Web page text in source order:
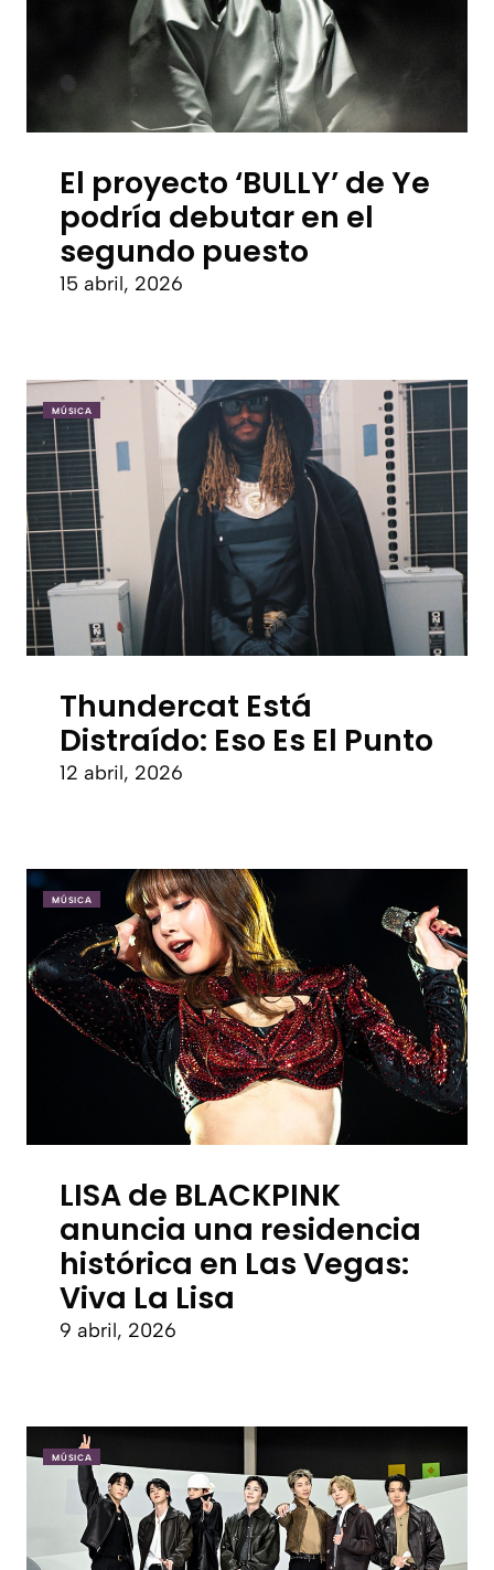
El proyecto ‘BULLY’ de Ye
podría debutar en el
segundo puesto
15 abril, 2026
MÚSICA
Thundercat Está
Distraído: Eso Es El Punto
12 abril, 2026
MÚSICA
LISA de BLACKPINK
anuncia una residencia
histórica en Las Vegas:
Viva La Lisa
9 abril, 2026
MÚSICA